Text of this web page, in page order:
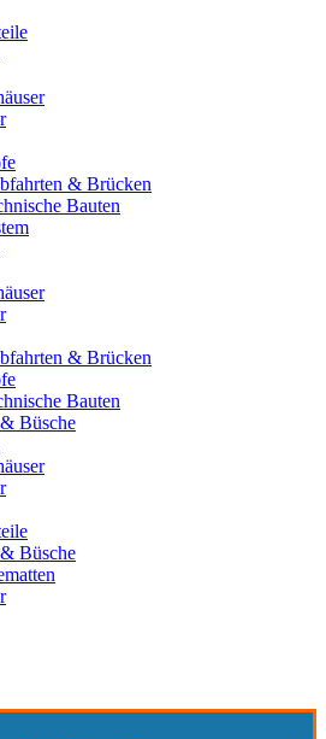
& Brücken
Bauten
& Brücken
Bauten
Büsche
Büsche